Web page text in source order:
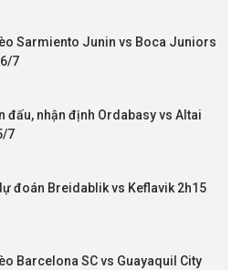
Sarmiento Junin vs Boca Juniors
7
đấu, nhận định Ordabasy vs Altai
7
đoán Breidablik vs Keflavik 2h15
Barcelona SC vs Guayaquil City